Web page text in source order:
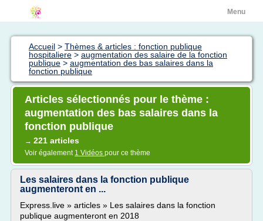
Menu
Accueil > Thèmes & articles : fonction publique
hospitaliere > augmentation des salaire de la fonction
publique > augmentation des bas salaires dans la
fonction publique
Articles sélectionnés pour le thème :
augmentation des bas salaires dans la
fonction publique
→ 221 articles
Voir également 1 Vidéos pour ce thème
Les salaires dans la fonction publique
augmenteront en ...
Express.live » articles » Les salaires dans la fonction
publique augmenteront en 2018